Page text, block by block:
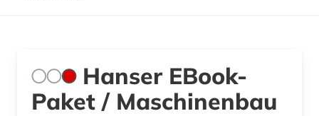
Hanser EBook-
Paket / Maschinenbau